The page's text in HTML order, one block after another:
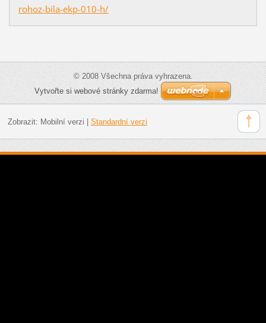
rohoz-bila-ekp-010-h/
© 2008 Všechna práva vyhrazena.
Vytvořte si webové stránky zdarma!
Zobrazit: Mobilní verzi Standardní verzi